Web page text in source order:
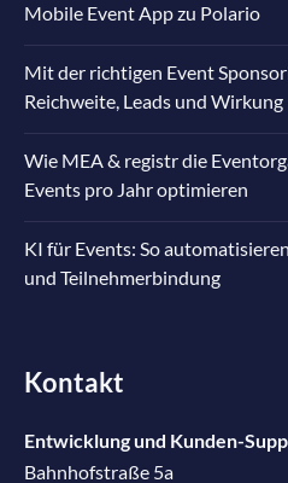
Mobile Event App zu Polario
Mit der richtigen Event
Reichweite, Leads und Wirkung
Wie MEA & registr die
Events pro Jahr optimieren
KI für Events: So
und Teilnehmerbindung
Kontakt
Entwicklung und Kunden-
Bahnhofstraße 5a